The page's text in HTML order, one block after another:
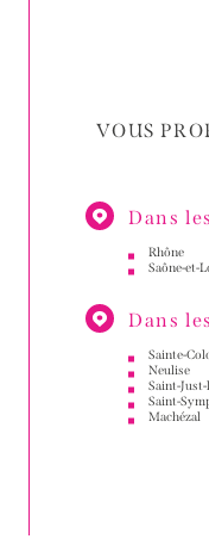
VOUS
Dans
Rhône
Saône-et-
Dans
Sainte-
Neulise
Saint-Just-
Saint-
Machézal